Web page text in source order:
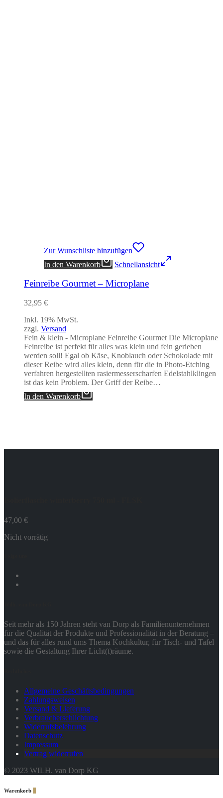
Zur Wunschliste hinzufügen
In den Warenkorb
Schnellansicht
Feinreibe Gourmet – Microplane
32,95 €
Inkl. 19% MwSt.
zzgl. Versand
Fein & klein - Microplane Feinreibe Gourmet Die Microplane
Feinreibe ist perfekt für alles was klein und fein gerieben
werden soll! Egal ob Käse, Knoblauch oder Schokolade mit
dieser Reibe wird alles klein, denn für die in Photo-Etching
verfahren hergestellten rasiermesserscharfen Edelstahlklingen
ist das kein Problem. Der Griff der Reibe…
In den Warenkorb
47,00 €
Nicht vorrätig
Seit mehr als 150 Jahren steht van Dorp als Familienunternehmen
für die Qualität der Produkte und Professionalität in der Beratung –
und das für alles rund ums Thema Kochkultur, für Tisch- und Tafel
sowie die Gestaltung Ihrer Licht(t)räume.
Allgemeine Geschäftsbedingungen
Zahlungsweisen
Versand & Lieferung
Verbraucherschlichtung
Widerrufsbelehrung
Datenschutz
Impressum
Vertrag widerrufen
© 2023 WILH. van Dorp KG
Warenkorb